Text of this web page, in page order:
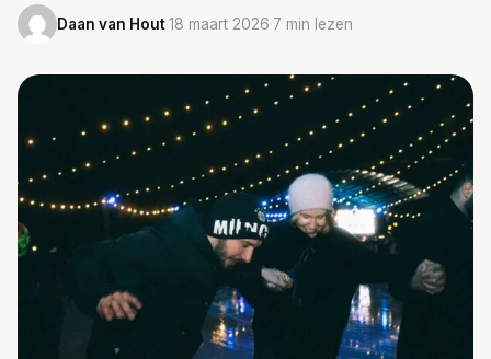
Producten
Trainingen
Voeding
Daan van Hout·18 maart 2026·7 min lezen